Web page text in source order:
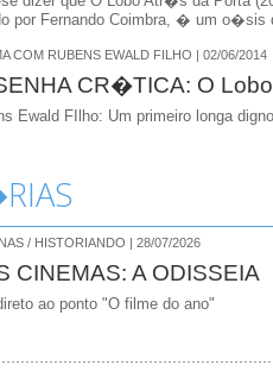
por Fernando Coimbra, � um o�sis
COM RUBENS EWALD FILHO | 02/06/2014
CR�TICA: O
Ewald FIlho: Um primeiro longa
/ HISTORIANDO | 28/07/2026
CINEMAS: A ODISSEIA
ao ponto "O filme do ano"